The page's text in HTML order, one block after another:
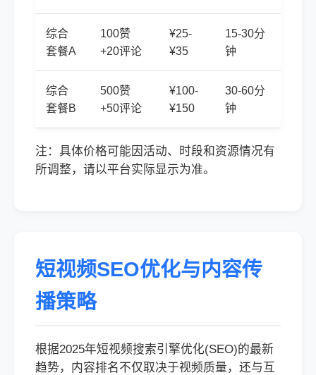
综合
套餐A
100赞
+20评论
¥25-
¥35
15-30分
钟
综合
套餐B
500赞
+50评论
¥100-
¥150
30-60分
钟
注：具体价格可能因活动、时段和资源情况有
所调整，请以平台实际显示为准。
短视频SEO优化与内容传
播策略
根据2025年短视频搜索引擎优化(SEO)的最新
趋势，内容排名不仅取决于视频质量，还与互